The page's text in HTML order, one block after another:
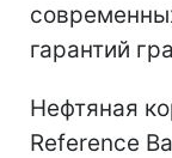
гарантий
Нефтяная
Reference